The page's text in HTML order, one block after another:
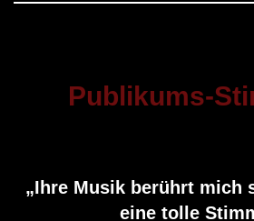
Publikums-
„Ihre Musik berührt mich
eine tolle